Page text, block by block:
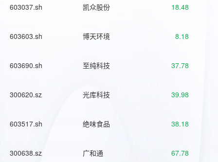
603037.sh 凯众股份 18.48
603603.sh 博天环境 8.18
603690.sh 至纯科技 37.78
300620.sz 光库科技 39.98
603517.sh 绝味食品 38.18
300638.sz 广和通 67.78